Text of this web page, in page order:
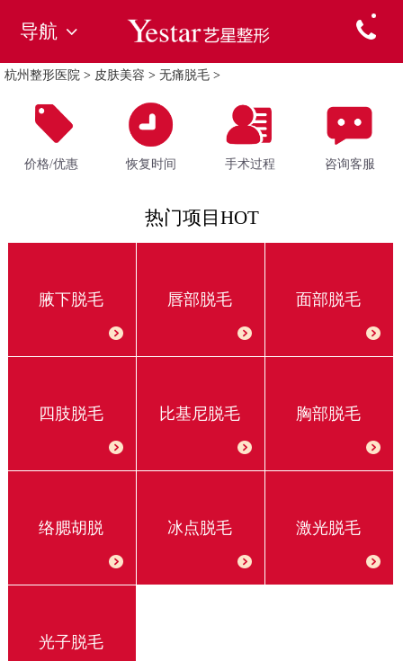
导航
杭州整形医院 > 皮肤美容 > 无痛脱毛 >
价格/优惠 恢复时间 手术过程 咨询客服
热门项目HOT
腋下脱毛 唇部脱毛 面部脱毛
四肢脱毛 比基尼脱毛 胸部脱毛
络腮胡脱 冰点脱毛 激光脱毛
光子脱毛